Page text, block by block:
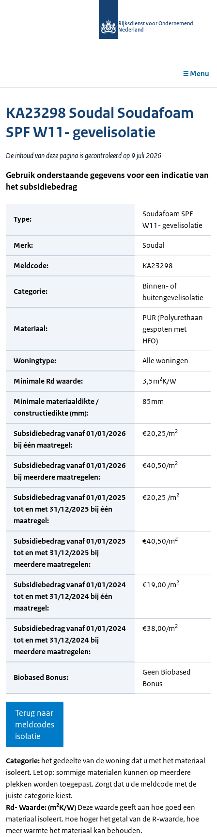
Rijksdienst voor Ondernemend
Nederland
Menu
KA23298 Soudal Soudafoam
SPF W11- gevelisolatie
De inhoud van deze pagina is gecontroleerd op 9 juli 2026
Gebruik onderstaande gegevens voor een indicatie van
het subsidiebedrag
Type:
Soudafoam SPF
W11- gevelisolatie
Merk: Soudal
Meldcode: KA23298
Categorie:
Binnen- of
buitengevelisolatie
Materiaal:
PUR (Polyurethaan
gespoten met
HFO)
Woningtype: Alle woningen
Minimale Rd waarde: 3,5m2K/W
Minimale materiaaldikte /
constructiedikte (mm):
85mm
Subsidiebedrag vanaf 01/01/2026
bij één maatregel:
€20,25/m2
Subsidiebedrag vanaf 01/01/2026
bij meerdere maatregelen:
€40,50/m2
Subsidiebedrag vanaf 01/01/2025
tot en met 31/12/2025 bij één
maatregel:
€20,25 /m2
Subsidiebedrag vanaf 01/01/2025
tot en met 31/12/2025 bij
meerdere maatregelen:
€40,50/m2
Subsidiebedrag vanaf 01/01/2024
tot en met 31/12/2024 bij één
maatregel:
€19,00 /m2
Subsidiebedrag vanaf 01/01/2024
tot en met 31/12/2024 bij
meerdere maatregelen:
€38,00/m2
Biobased Bonus:
Geen Biobased
Bonus
Terug naar
meldcodes
isolatie
Categorie: het gedeelte van de woning dat u met het materiaal
isoleert. Let op: sommige materialen kunnen op meerdere
plekken worden toegepast. Zorgt dat u de meldcode met de
juiste categorie kiest.
Rd- Waarde: (m2K/W) Deze waarde geeft aan hoe goed een
materiaal isoleert. Hoe hoger het getal van de R-waarde, hoe
meer warmte het materiaal kan behouden.